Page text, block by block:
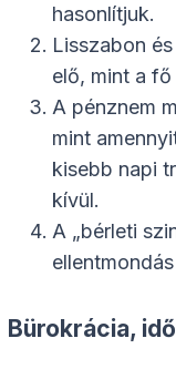
hasonlítjuk.
Lisszabon
elő, mint a
A pénznem
mint
kisebb napi
kívül.
A „bérleti
Bürokrácia,